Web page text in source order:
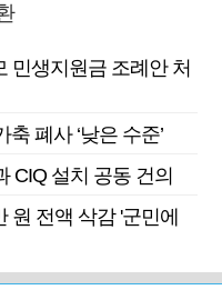
민생지원금 조례안 처
폐사 ‘낮은 수준’
CIQ 설치 공동 건의
원 전액 삭감 '군민에